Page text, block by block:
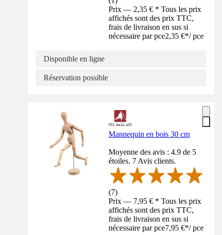
Prix — 2,35 € * Tous les prix
affichés sont des prix TTC,
frais de livraison en sus si
nécessaire par pce2,35 €*/ pce
Disponible en ligne
Réservation possible
Mannequin en bois 30 cm
Moyenne des avis : 4.9 de 5
étoiles. 7 Avis clients.
(7)
Prix — 7,95 € * Tous les prix
affichés sont des prix TTC,
frais de livraison en sus si
nécessaire par pce7,95 €*/ pce